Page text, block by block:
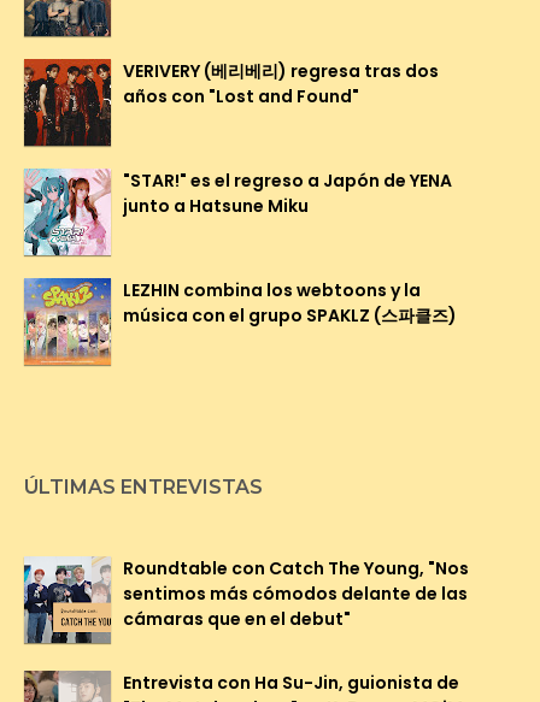
VERIVERY (베리베리) regresa tras dos
años con "Lost and Found"
"STAR!" es el regreso a Japón de YENA
junto a Hatsune Miku
LEZHIN combina los webtoons y la
música con el grupo SPAKLZ (스파클즈)
ÚLTIMAS ENTREVISTAS
Roundtable con Catch The Young, "Nos
sentimos más cómodos delante de las
cámaras que en el debut"
Entrevista con Ha Su-Jin, guionista de